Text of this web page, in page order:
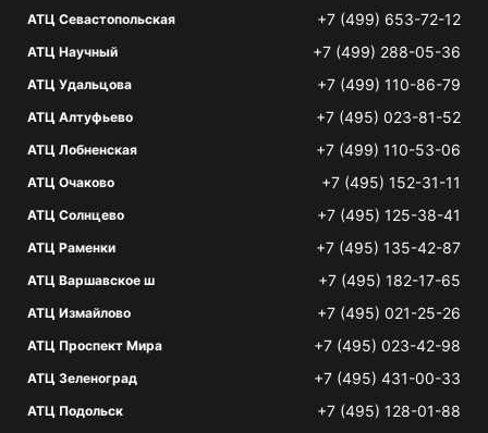
АТЦ Севастопольская +7 (499) 653-72-12
АТЦ Научный +7 (499) 288-05-36
АТЦ Удальцова +7 (499) 110-86-79
АТЦ Алтуфьево +7 (495) 023-81-52
АТЦ Лобненская +7 (499) 110-53-06
АТЦ Очаково +7 (495) 152-31-11
АТЦ Солнцево +7 (495) 125-38-41
АТЦ Раменки +7 (495) 135-42-87
АТЦ Варшавское ш +7 (495) 182-17-65
АТЦ Измайлово +7 (495) 021-25-26
АТЦ Проспект Мира +7 (495) 023-42-98
АТЦ Зеленоград +7 (495) 431-00-33
АТЦ Подольск +7 (495) 128-01-88